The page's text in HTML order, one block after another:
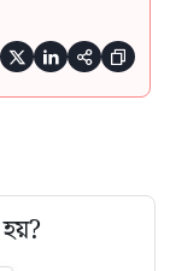
   